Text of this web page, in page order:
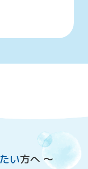
い方へ 〜